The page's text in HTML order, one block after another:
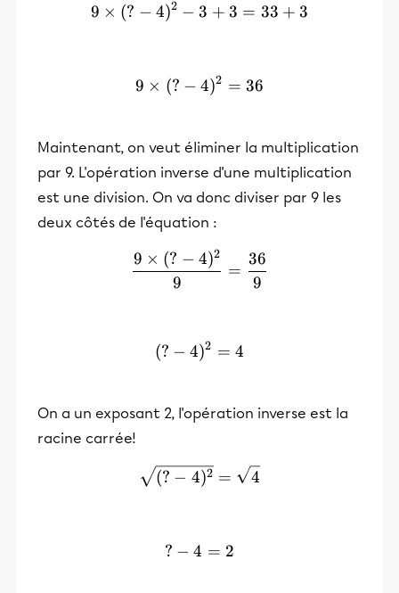
9 \times (?-4)²-3 +3=33+3
9 × (? − 4)2 − 3 + 3 = 33 + 3
9 \times (?-4)²=36
9 × (? − 4)2 = 36
Maintenant, on veut éliminer la multiplication
par 9. L'opération inverse d'une multiplication
est une division. On va donc diviser par 9 les
deux côtés de l'équation :
\frac{9 \times (?-
9
9 × (? − 4)2
=
9
36
(?-4)²= 4
(? − 4)2 = 4
On a un exposant 2, l'opération inverse est la
racine carrée!
\sqrt{(?-4)²}= \sqrt{4}
(? − 4)2 = 4
?-4=2
? − 4 = 2